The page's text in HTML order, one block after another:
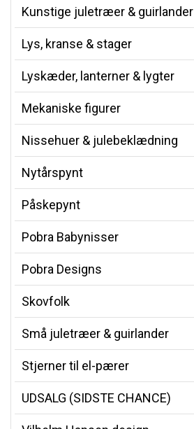
Kunstige juletræer & guirlander
Lys, kranse & stager
Lyskæder, lanterner & lygter
Mekaniske figurer
Nissehuer & julebeklædning
Nytårspynt
Påskepynt
Pobra Babynisser
Pobra Designs
Skovfolk
Små juletræer & guirlander
Stjerner til el-pærer
UDSALG (SIDSTE CHANCE)